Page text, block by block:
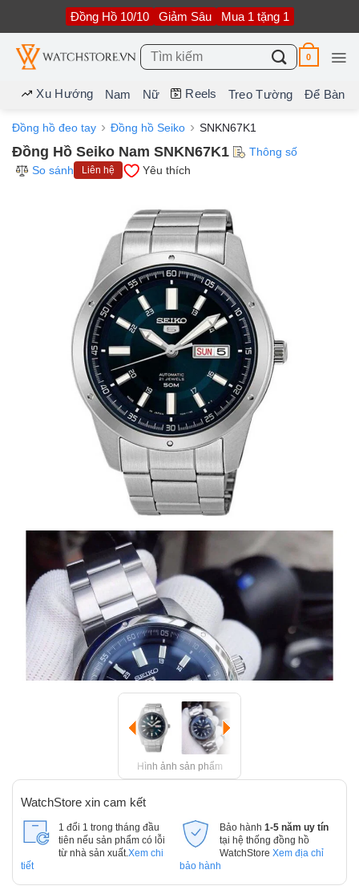
nội
dung
Đồng Hồ 10/10 Giảm Sâu Mua 1 tặng 1
Tìm
kiếm:
0
Xu Hướng Nam Nữ Reels Treo Tường Để Bàn
Đồng hồ đeo tay Đồng hồ Seiko SNKN67K1
Đồng Hồ Seiko Nam SNKN67K1
Thông số
So sánh
Liên hệ Yêu thích
Hình ảnh sản phẩm
WatchStore xin cam kết
1 đổi 1 trong tháng đầu
tiên nếu sản phẩm có lỗi
từ nhà sản xuất. Xem chi
tiết
Bảo hành 1-5 năm uy tín
tại hệ thống đồng hồ
WatchStore Xem địa chỉ
bảo hành